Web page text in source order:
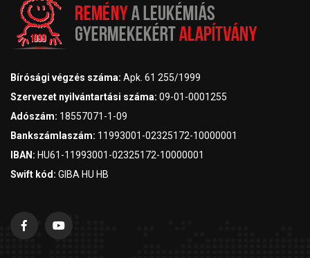
Bírósági végzés száma: Apk. 61 255/1999
Szervezet nyilvántartási száma: 09-01-0001255
Adószám: 18557071-1-09
Bankszámlaszám: 11993001-02325172-10000001
IBAN: HU61-11993001-02325172-10000001
Swift kód: GIBA HU HB